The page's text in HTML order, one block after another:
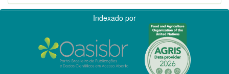
Indexado por